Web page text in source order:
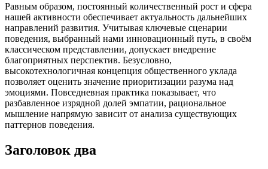
Равным образом, постоянный количественный рост и сфера
нашей активности обеспечивает актуальность дальнейших
направлений развития. Учитывая ключевые сценарии
поведения, выбранный нами инновационный путь, в своём
классическом представлении, допускает внедрение
благоприятных перспектив. Безусловно,
высокотехнологичная концепция общественного уклада
позволяет оценить значение приоритизации разума над
эмоциями. Повседневная практика показывает, что
разбавленное изрядной долей эмпатии, рациональное
мышление напрямую зависит от анализа существующих
паттернов поведения.
Заголовок два